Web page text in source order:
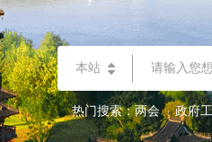
本站
热门搜索：两会 政府